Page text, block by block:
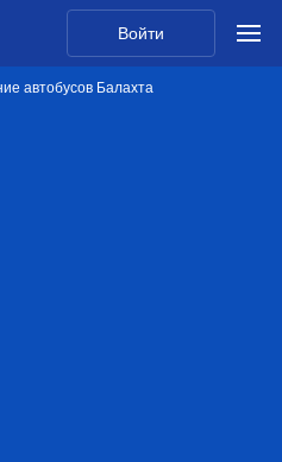
Войти
автобусов Балахта